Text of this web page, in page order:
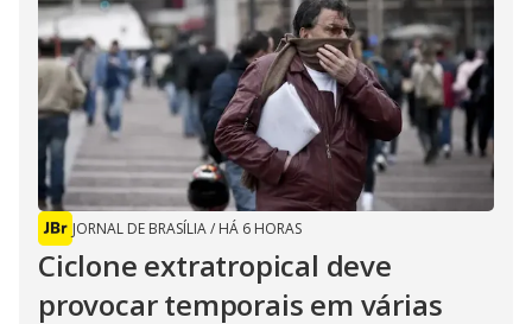
JORNAL DE BRASÍLIA/ HÁ 6 HORAS
Ciclone extratropical deve
provocar temporais em várias